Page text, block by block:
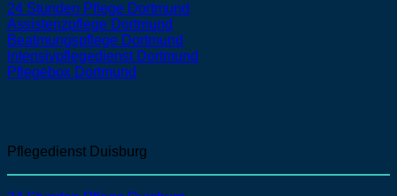
24 Stunden Pflege Dortmund
Assistenzpflege Dortmund
Beatmungspflege Dortmund
Intensivpflegedienst Dortmund
Pflegebox Dortmund
Pflegedienst Duisburg